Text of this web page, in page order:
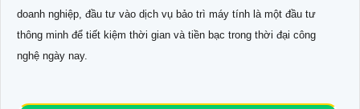
doanh nghiệp, đầu tư vào dịch vụ bảo trì máy tính là một đầu tư
thông minh để tiết kiệm thời gian và tiền bạc trong thời đại công
nghệ ngày nay.